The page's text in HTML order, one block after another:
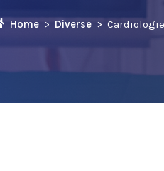
Home Diverse